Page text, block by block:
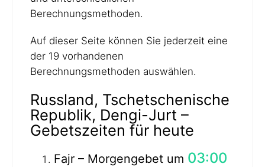
Berechnungsmethoden.
Auf dieser Seite können Sie jederzeit eine
der 19 vorhandenen
Berechnungsmethoden auswählen.
Russland, Tschetschenische
Republik, Dengi-Jurt –
Gebetszeiten für heute
Fajr – Morgengebet um 03:00